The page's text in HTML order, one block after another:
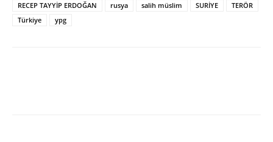
RECEP TAYYİP ERDOĞAN
rusya salih müslim SURİYE
TERÖR
Türkiye
ypg